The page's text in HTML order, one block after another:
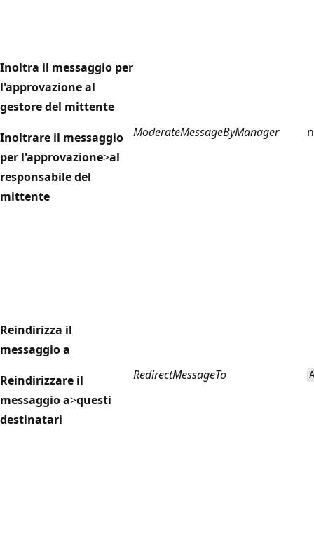
Inoltra il messaggio per
l'approvazione al
gestore del mittente
Inoltrare il messaggio
per l'approvazione>al
responsabile del
mittente
ModerateMessageByManager
Reindirizza il
messaggio a
Reindirizzare il
messaggio a>questi
destinatari
RedirectMessageTo